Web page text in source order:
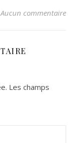
Aucun commentaire
Les champs